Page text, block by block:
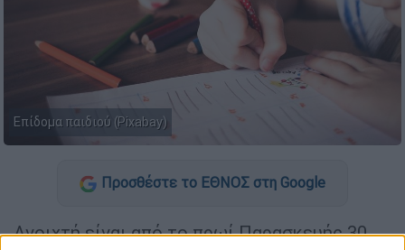
Επίδομα παιδιού (Pixabay)
Προσθέστε το ΕΘΝΟΣ στη Google
Ανοιχτή είναι από το πρωί Παρασκευής 30